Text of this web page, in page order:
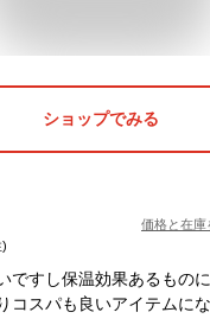
ショップでみる
価格と在庫
ですし保温効果あるもの
コスパも良いアイテムにな